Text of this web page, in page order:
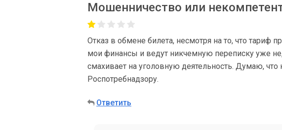
Мошенничество или
Отказ в обмене билета, несмотря на то, что тариф
мои финансы и ведут никчемную переписку уже
смахивает на уголовную деятельность. Думаю, что
Роспотребнадзору.
Ответить